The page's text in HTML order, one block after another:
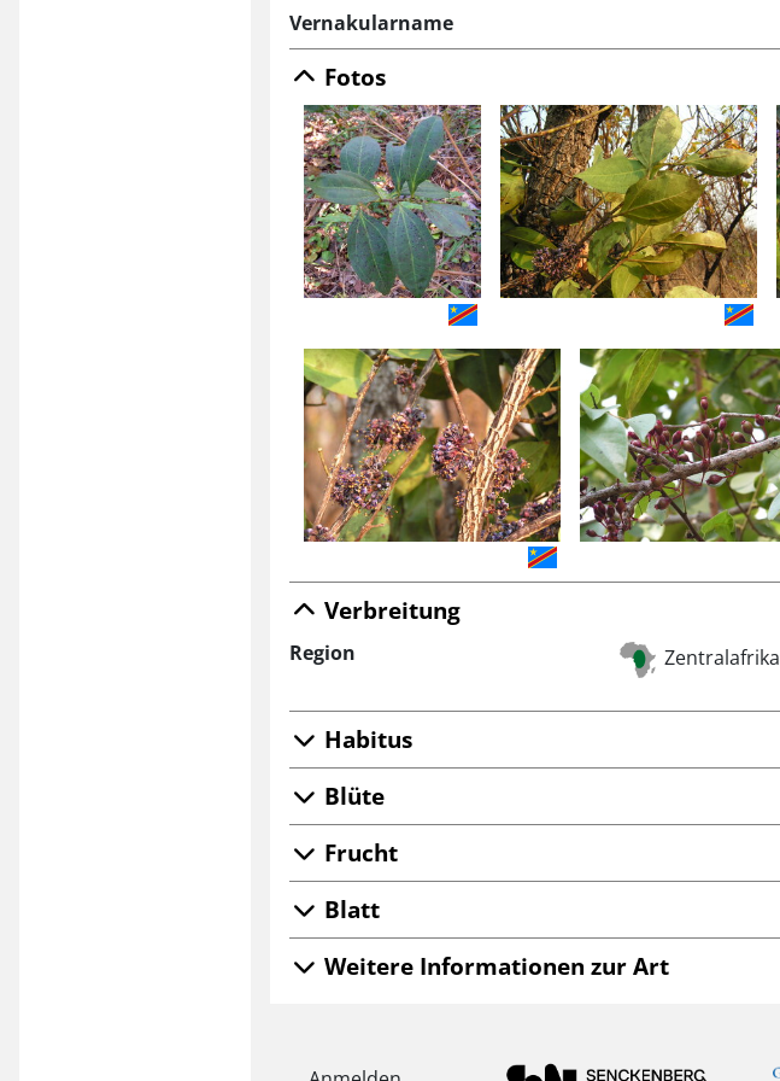
Vernakularname
Fotos
Verbreitung
Region Zentralafrika
Habitus
Blüte
Frucht
Blatt
Weitere Informationen zur Art